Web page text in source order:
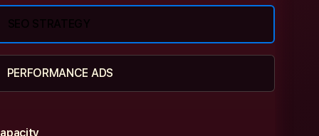
SEO STRATEGY
PERFORMANCE ADS